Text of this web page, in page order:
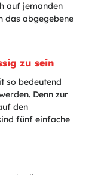
auf jemanden
das abgegebene
zu sein
so bedeutend
Denn zur
den
fünf einfache